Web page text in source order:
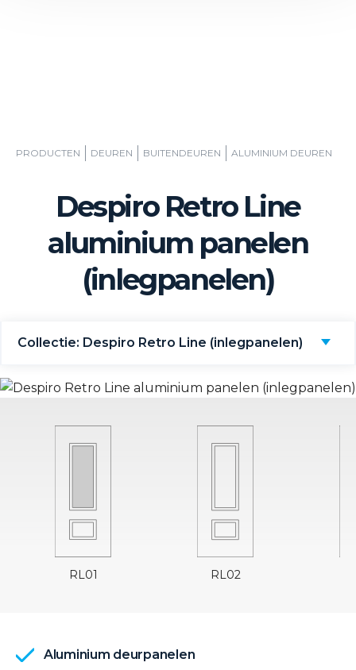
PRODUCTEN DEUREN BUITENDEUREN ALUMINIUM DEUREN
Despiro Retro Line
aluminium panelen
(inlegpanelen)
Collectie: Despiro Retro Line (inlegpanelen)
RL01 RL02
Aluminium deurpanelen